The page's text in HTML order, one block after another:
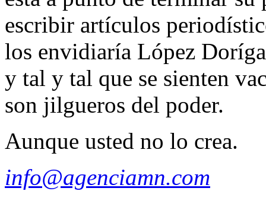
escribir artículos
los envidiaría López
y tal y tal que se sienten
son jilgueros del poder.
Aunque usted no lo crea.
info@agenciamn.com